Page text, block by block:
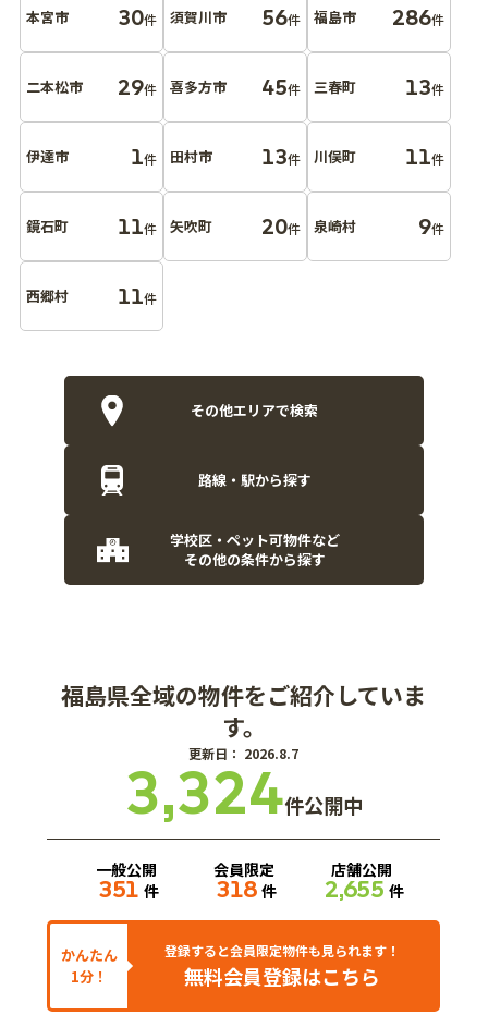
本宮市 30件 須賀川市 56件 福島市 286件
二本松市 29件 喜多方市 45件 三春町 13件
伊達市 1件 田村市 13件 川俣町 11件
鏡石町 11件 矢吹町 20件 泉崎村 9件
西郷村 11件
その他エリアで検索
路線・駅から探す
学校区・ペット可物件など
その他の条件から探す
福島県全域の物件をご紹介していま
す。
更新日： 2026.8.7
3,324件公開中
一般公開
351 件
会員限定
318 件
店舗公開
2,655 件
かんたん
1分！
登録すると会員限定物件も見られます！
無料会員登録はこちら